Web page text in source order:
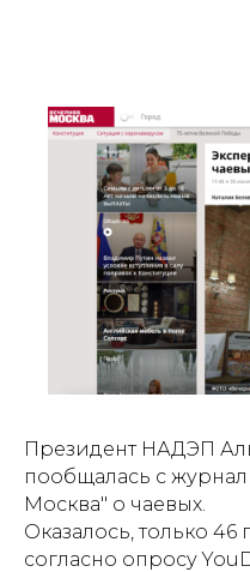
Президент НАДЭП
пообщалась с
Москва" о чаевых.
Оказалось, только
согласно опросу